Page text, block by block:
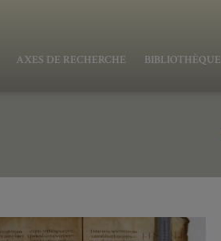
AXES DE RECHERCHE BIBLIOTHÈQUE